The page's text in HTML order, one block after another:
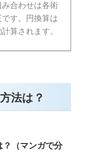
合わせは各術
す。円換算は
算されます。
法は？
（マンガで分